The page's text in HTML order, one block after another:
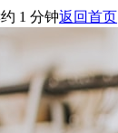
1 分钟返回首页